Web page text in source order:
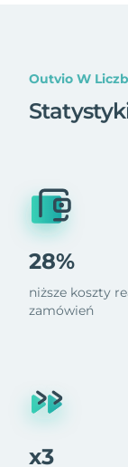
Outvio W
28%
niższe koszty
zamówień
x3